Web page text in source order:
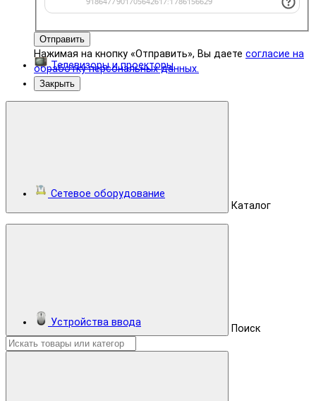
Отправить
Нажимая на кнопку «Отправить», Вы даете согласие на
обработку персональных данных.
Закрыть
Каталог
Поиск
Телевизоры и проекторы
Сетевое оборудование
Устройства ввода